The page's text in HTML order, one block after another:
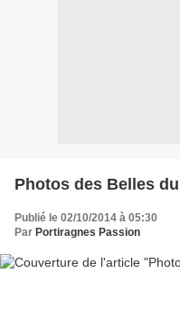
Photos des Belles
Publié le 02/10/2014 à 05:30
Par Portiragnes Passion